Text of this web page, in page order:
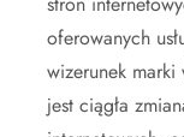
oferowanych
wizerunek
jest ciągła